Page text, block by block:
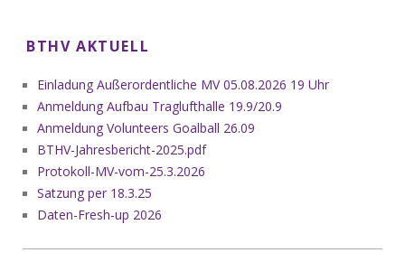
BTHV AKTUELL
Einladung Außerordentliche MV 05.08.2026 19 Uhr
Anmeldung Aufbau Traglufthalle 19.9/20.9
Anmeldung Volunteers Goalball 26.09
BTHV-Jahresbericht-2025.pdf
Protokoll-MV-vom-25.3.2026
Satzung per 18.3.25
Daten-Fresh-up 2026